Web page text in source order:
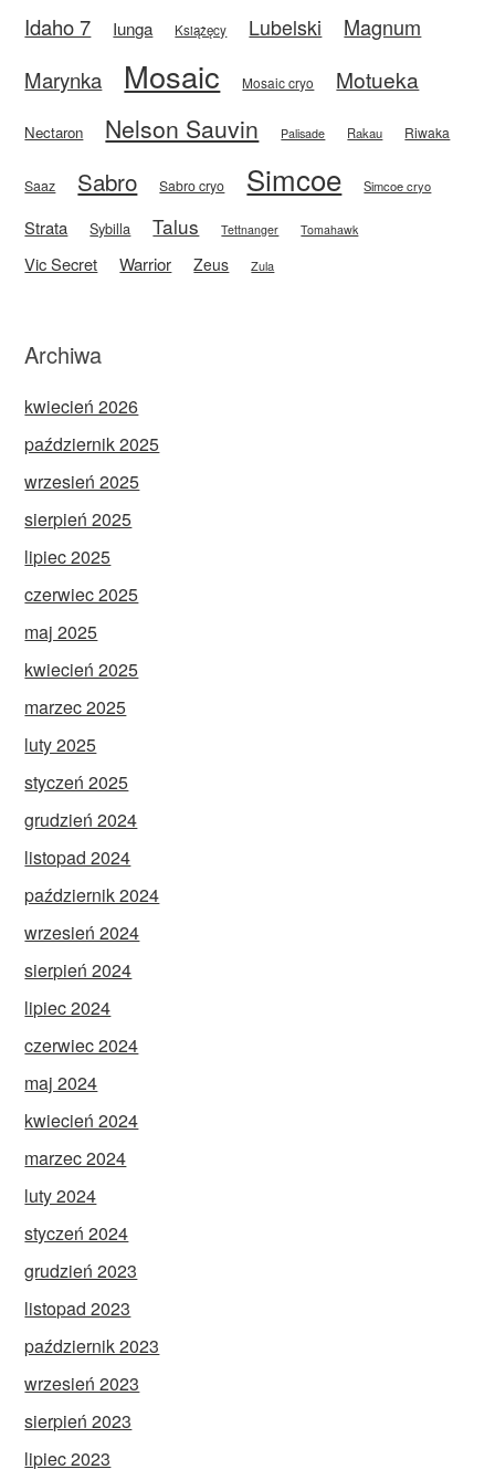
Idaho 7 Iunga Książęcy Lubelski
Magnum
Marynka
Mosaic Mosaic cryo Motueka
Nectaron Nelson Sauvin Palisade Rakau Riwaka
Saaz Sabro Sabro cryo Simcoe Simcoe cryo
Strata Sybilla Talus Tettnanger Tomahawk
Vic Secret Warrior Zeus Zula
Archiwa
kwiecień 2026
październik 2025
wrzesień 2025
sierpień 2025
lipiec 2025
czerwiec 2025
maj 2025
kwiecień 2025
marzec 2025
luty 2025
styczeń 2025
grudzień 2024
listopad 2024
październik 2024
wrzesień 2024
sierpień 2024
lipiec 2024
czerwiec 2024
maj 2024
kwiecień 2024
marzec 2024
luty 2024
styczeń 2024
grudzień 2023
listopad 2023
październik 2023
wrzesień 2023
sierpień 2023
lipiec 2023